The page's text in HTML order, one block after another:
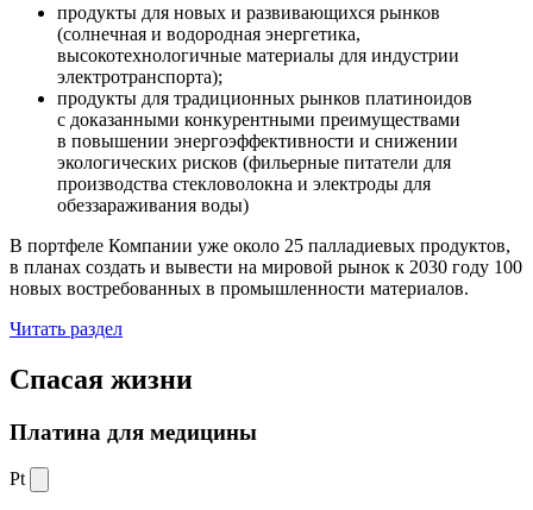
продукты для новых и развивающихся рынков
(солнечная и водородная энергетика,
высокотехнологичные материалы для индустрии
электротранспорта);
продукты для традиционных рынков платиноидов
с доказанными конкурентными преимуществами
в повышении энергоэффективности и снижении
экологических рисков (фильерные питатели для
производства стекловолокна и электроды для
обеззараживания воды)
В портфеле Компании уже около 25 палладиевых продуктов,
в планах создать и вывести на мировой рынок к 2030 году 100
новых востребованных в промышленности материалов.
Читать раздел
Спасая жизни
Платина для медицины
Pt